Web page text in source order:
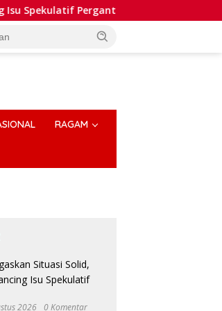
Pergantian Kapolri
RAGAM
2026 0 Komentar